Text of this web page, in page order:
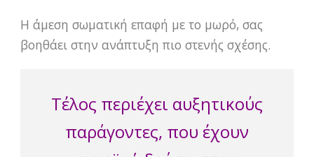
Η άμεση σωματική επαφή με το μωρό, σας
βοηθάει στην ανάπτυξη πιο στενής σχέσης.
Τέλος περιέχει αυξητικούς
παράγοντες, που έχουν